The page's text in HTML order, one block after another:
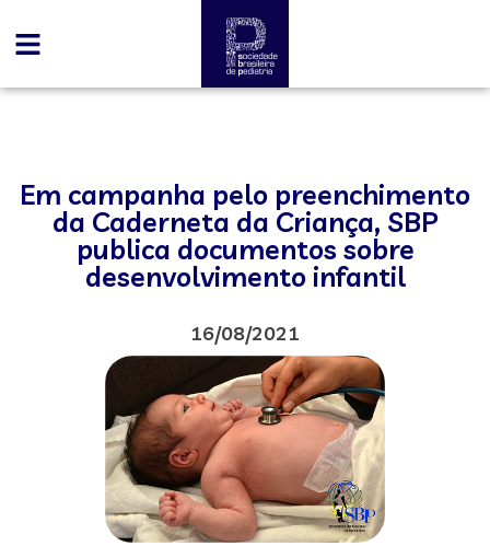
Em campanha pelo preenchimento
da Caderneta da Criança, SBP
publica documentos sobre
desenvolvimento infantil
16/08/2021